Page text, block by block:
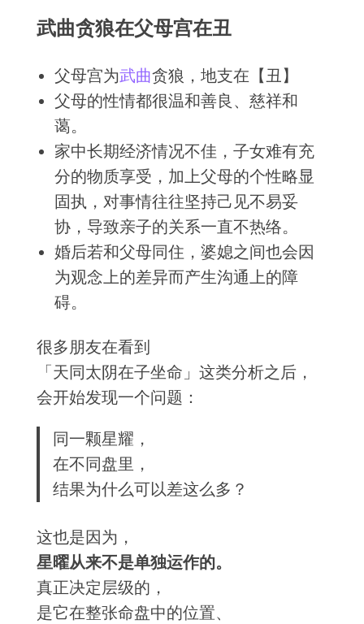
武曲贪狼在父母宫在丑
父母宫为武曲贪狼 ，地支在【丑】
父母的性情都很温和善良、慈祥和
蔼。
家中长期经济情况不佳，子女难有充
分的物质享受，加上父母的个性略显
固执，对事情往往坚持己见不易妥
协，导致亲子的关系一直不热络。
婚后若和父母同住，婆媳之间也会因
为观念上的差异而产生沟通上的障
碍。
很多朋友在看到
「天同太阴在子坐命」这类分析之后，
会开始发现一个问题：
同一颗星耀，
在不同盘里，
结果为什么可以差这么多？
这也是因为，
星曜从来不是单独运作的。
真正决定层级的，
是它在整张命盘中的位置、